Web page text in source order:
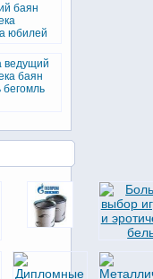
баян
юбилей
ведущий
баян
бегомль